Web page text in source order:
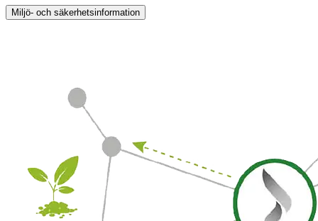
Miljö- och säkerhetsinformation